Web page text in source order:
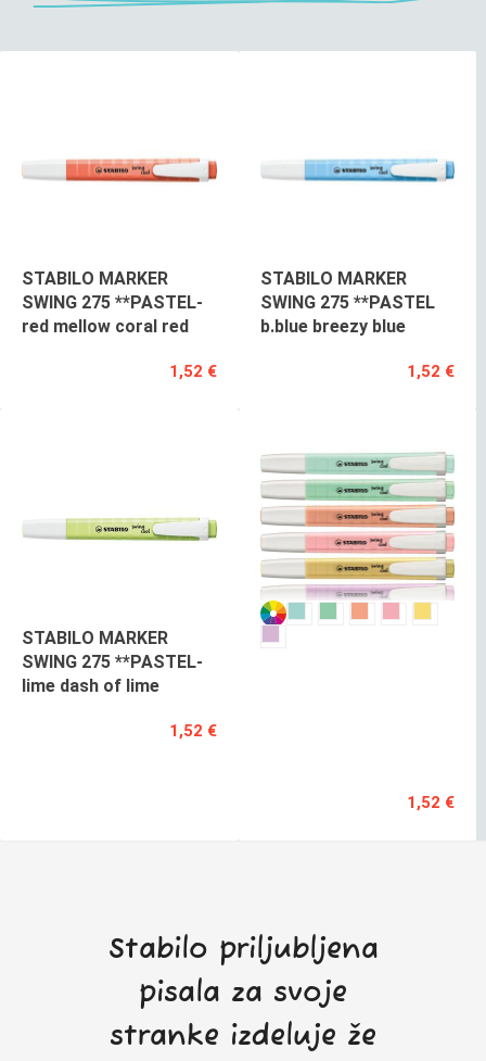
STABILO MARKER
SWING 275 **PASTEL-
red mellow coral red
1,52 €
STABILO MARKER
SWING 275 **PASTEL
b.blue breezy blue
1,52 €
STABILO MARKER
SWING 275 **PASTEL-
lime dash of lime
1,52 €
STABILO
1,52 €
Stabilo priljubljena
pisala za svoje
stranke izdeluje že